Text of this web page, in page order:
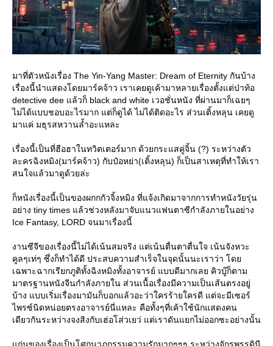
มาที่ตัวหนังเรื่อง The Yin-Yang Master: Dream of Eternity กันบ้าง
เรื่องนี้นำแสดงโดยมาร์คจ้าว เราเคยดูเค้ามาหลายเรื่องตั้งแต่ป่าท้อ
detective dee แล้วก็ black and white เวอชั่นหนัง ที่ผ่านมาก็เฉยๆ
ไม่ได้แบบชอบอะไรมาก แต่ก็ดูได้ ไม่ได้ติดอะไร ส่วนเติ้งหลุน เคยดู
มาแค่ มธุรสหวานล้ำอะแหละ
เรื่องนี้เป็นที่ฮือฮาในทวิตเตอร์มาก ด้วยกระแสคู่จิ้น (?) ระหว่างตัว
ละครฉิงหมิง(มาร์คจ้าว) กับป๋อหย่า(เติ้งหลุน) ก็เป็นสาเหตุที่ทำให้เรา
สนใจแล้วมาดูด้วยล่ะ
ก็หนังเรื่องนี้เป็นของผกกกัวจิ้งหมิง ที่แจ้งเกิดมาจากการทำหนังวัยรุ่น
อย่าง tiny times แล้วช่วงหลังมาจับแนวแฟนตาซีกำลังภายในอย่าง
Ice Fantasy, LORD จนมาเรื่องนี้
งานซีจีของเรื่องนี้ไม่ได้เน้นสมจริง แต่เน้นตื่นตาตื่นใจ เน้นจังหวะ
คูลๆเท่ๆ ซึ่งก็ทำได้ดี ประสบความสำเร็จในจุดนั้นนะเราว่า โด
เฉพาะฉากเรียกภูติทั้งฉิงหมิงทั้งอาจารย์ แบบดีมากเลย คิวบู๊ก็ตาม
มาตรฐานหนังจีนกำลังภายใน ส่วนเนื้อเรื่องมีความเป็นเส้นตรงอยู่
บ้าง แบบเริ่มเรื่องมามันก็บอกแล้วอะว่าใครร้ายใครดี แต่จะมีเซอร์
ไพรซ์นิดหน่อยตรงอาจารย์นี่แหละ คือทั้งๆที่เค้าใช้นักแสดงคน
เดียวกันระหว่างจงสิงกับเฮ่อโส่วเยว่ แต่เราดันแยกไม่ออกซะอย่างนั้น